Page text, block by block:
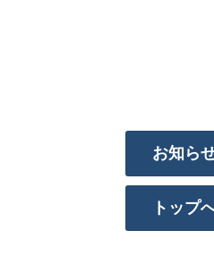
お知ら
トップ